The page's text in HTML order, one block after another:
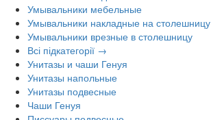
Умывальники мебельные
Умывальники накладные на столешницу
Умывальники врезные в столешницу
Всі підкатегорії →
Унитазы и чаши Генуя
Унитазы напольные
Унитазы подвесные
Чаши Генуя